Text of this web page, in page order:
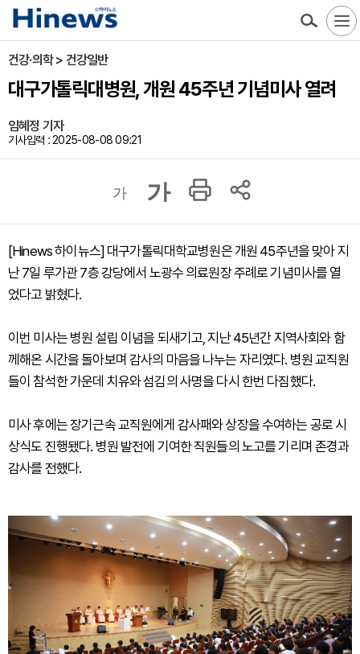
건강·의학 > 건강일반
대구가톨릭대병원, 개원 45주년 기념미사 열려
임혜정 기자
기사입력 : 2025-08-08 09:21
가 가
[Hinews 하이뉴스] 대구가톨릭대학교병원은 개원 45주년을 맞아 지
난 7일 루가관 7층 강당에서 노광수 의료원장 주례로 기념미사를 열
었다고 밝혔다.
이번 미사는 병원 설립 이념을 되새기고, 지난 45년간 지역사회와 함
께해온 시간을 돌아보며 감사의 마음을 나누는 자리였다. 병원 교직원
들이 참석한 가운데 치유와 섬김의 사명을 다시 한번 다짐했다.
미사 후에는 장기근속 교직원에게 감사패와 상장을 수여하는 공로 시
상식도 진행됐다. 병원 발전에 기여한 직원들의 노고를 기리며 존경과
감사를 전했다.